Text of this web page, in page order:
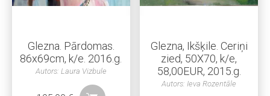
Glezna. Pārdomas.
86x69cm, k/e. 2016.g.
Autors: Laura Vizbule
Glezna, Ikšķile. Ceriņi
zied, 50X70, k/e,
58,00EUR, 2015.g.
Autors: Ieva Rozentāle